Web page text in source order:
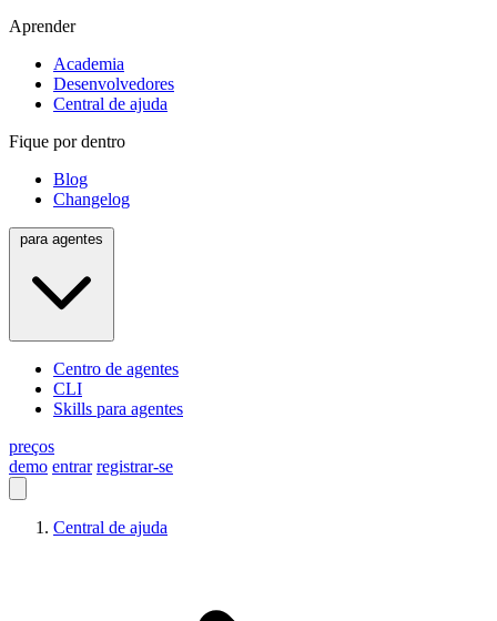
Aprender
Academia
Desenvolvedores
Central de ajuda
Fique por dentro
Blog
Changelog
Centro de agentes
CLI
Skills para agentes
preços
demo entrar registrar-se
Central de ajuda